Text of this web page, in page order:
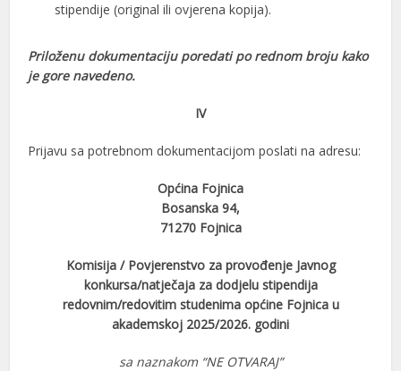
stipendije (original ili ovjerena kopija).
Priloženu dokumentaciju poredati po rednom broju kako
je gore navedeno.
IV
Prijavu sa potrebnom dokumentacijom poslati na adresu:
Općina Fojnica
Bosanska 94,
71270 Fojnica
Komisija / Povjerenstvo za provođenje Javnog
konkursa/natječaja za dodjelu stipendija
redovnim/redovitim studenima općine Fojnica u
akademskoj 2025/2026. godini
sa naznakom “NE OTVARAJ”